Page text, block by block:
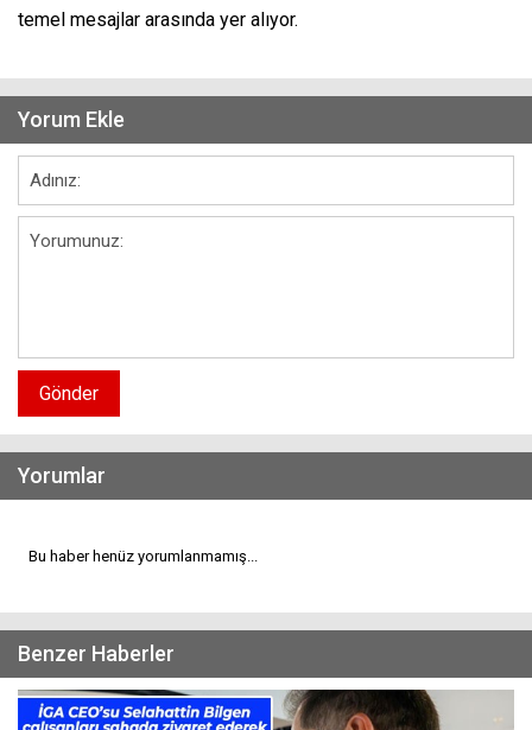
temel mesajlar arasında yer alıyor.
Yorum Ekle
Gönder
Yorumlar
Bu haber henüz yorumlanmamış...
Benzer Haberler